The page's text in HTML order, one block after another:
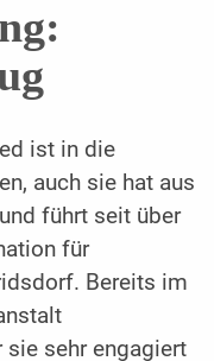
ist in die
auch sie hat aus
führt seit über
für
Bereits im
sehr engagiert